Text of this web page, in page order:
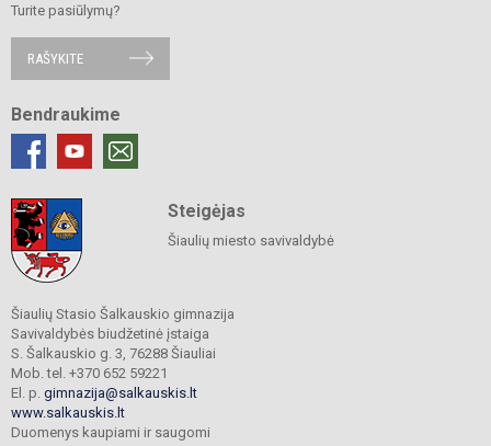
Turite pasiūlymų?
RAŠYKITE
Bendraukime
Steigėjas
Šiaulių miesto savivaldybė
Šiaulių Stasio Šalkauskio gimnazija
Savivaldybės biudžetinė įstaiga
S. Šalkauskio g. 3, 76288 Šiauliai
Mob. tel. +370 652 59221
El. p. gimnazija@salkauskis.lt
www.salkauskis.lt
Duomenys kaupiami ir saugomi